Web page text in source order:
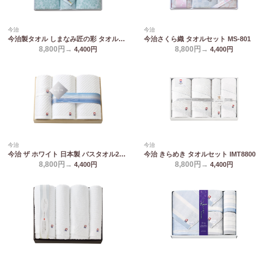
今治
今治製タオル しまなみ匠の彩 タオルセット IMM-083
8,800円→ 4,400円
今治
今治さくら織 タオルセット MS-801
8,800円→ 4,400円
今治
今治 ザ ホワイト 日本製 バスタオル2P&フェイスタオル2P(木箱入) 65580
8,800円→ 4,400円
今治
今治 きらめき タオルセット IMT8800
8,800円→ 4,400円